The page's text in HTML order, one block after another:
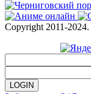
Copyright 2011-